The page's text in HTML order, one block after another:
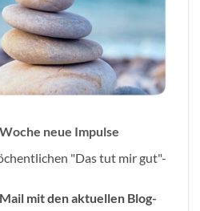
neue Impulse
"Das tut mir gut"-
Mail mit den aktuellen Blog-